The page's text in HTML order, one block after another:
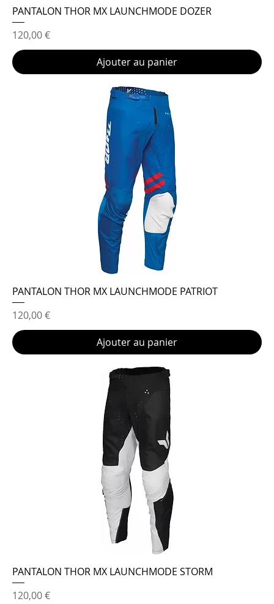
PANTALON THOR MX LAUNCHMODE DOZER
Prix
120,00 €
Ajouter au panier
PANTALON THOR MX LAUNCHMODE PATRIOT
Prix
120,00 €
Ajouter au panier
PANTALON THOR MX LAUNCHMODE STORM
Prix
120,00 €